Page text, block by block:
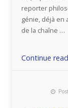
reporter
génie, déjà en
de la chaîne …
Continue